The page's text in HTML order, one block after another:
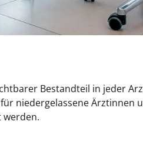
Bestandteil in jeder
niedergelassene Ärztinnen
werden.